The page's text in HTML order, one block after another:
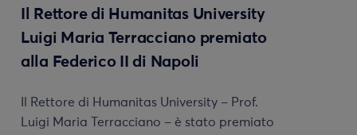
Il Rettore di Humanitas University
Luigi Maria Terracciano premiato
alla Federico II di Napoli
Il Rettore di Humanitas University – Prof.
Luigi Maria Terracciano – è stato premiato